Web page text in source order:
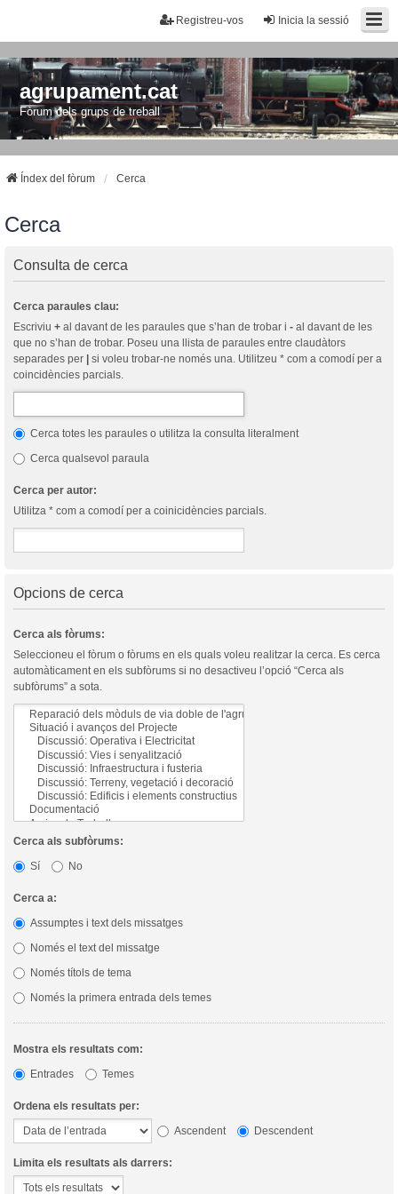
Inicia la sessió
Registreu-vos
agrupament.cat
Fòrum dels grups de treball
Índex del fòrum Cerca
Cerca
Consulta de cerca
Cerca paraules clau:
Escriviu + al davant de les paraules que s’han de trobar i - al davant de les
que no s’han de trobar. Poseu una llista de paraules entre claudàtors
separades per | si voleu trobar-ne només una. Utilitzeu * com a comodí per a
coincidències parcials.
Cerca totes les paraules o utilitza la consulta literalment
Cerca qualsevol paraula
Cerca per autor:
Utilitza * com a comodí per a coinicidències parcials.
Opcions de cerca
Cerca als fòrums:
Seleccioneu el fòrum o fòrums en els quals voleu realitzar la cerca. Es cerca
automàticament en els subfòrums si no desactiveu l’opció “Cerca als
subfòrums” a sota.
Cerca als subfòrums:
Sí
No
Cerca a:
Assumptes i text dels missatges
Només el text del missatge
Només títols de tema
Només la primera entrada dels temes
Mostra els resultats com:
Entrades
Temes
Ordena els resultats per:
Ascendent
Descendent
Limita els resultats als darrers: